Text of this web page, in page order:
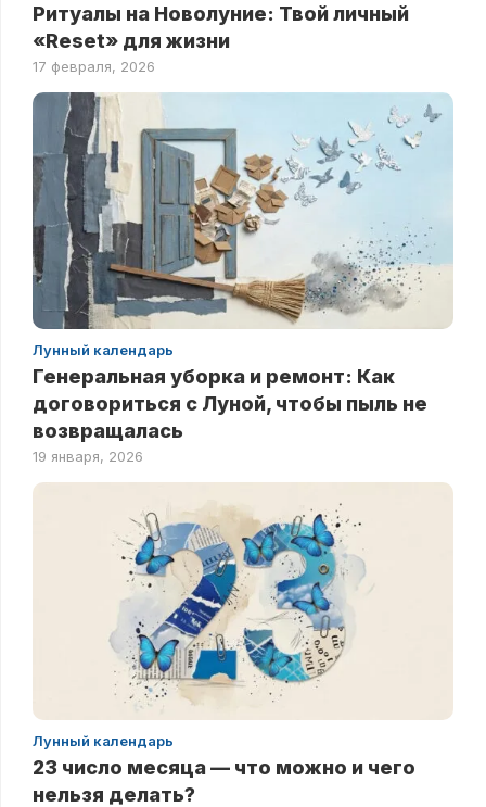
Ритуалы на Новолуние: Твой личный
«Reset» для жизни
17 февраля, 2026
Лунный календарь
Генеральная уборка и ремонт: Как
договориться с Луной, чтобы пыль не
возвращалась
19 января, 2026
Лунный календарь
23 число месяца — что можно и чего
нельзя делать?